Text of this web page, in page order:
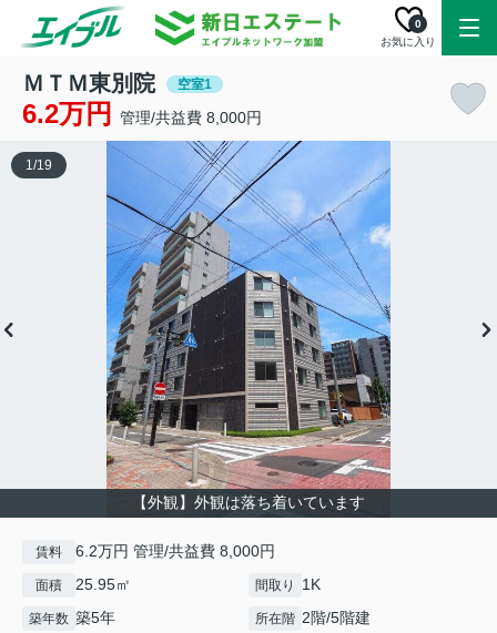
お気に入り
0
ＭＴＭ東別院 空室1
6.2万円 管理/共益費 8,000円
【外観】外観は落ち着いています
1/19
賃料 6.2万円 管理/共益費 8,000円
面積 25.95㎡ 間取り 1K
築年数 築5年 所在階 2階/5階建